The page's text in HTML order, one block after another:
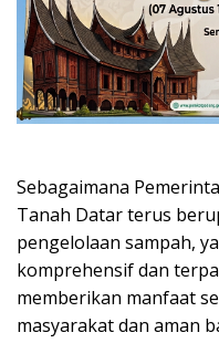
Sebagaimana
Tanah Datar terus
pengelolaan sampah,
komprehensif dan
memberikan manfaat
masyarakat dan aman